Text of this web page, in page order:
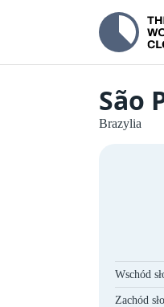
São
Brazylia
Wschód
Zachód